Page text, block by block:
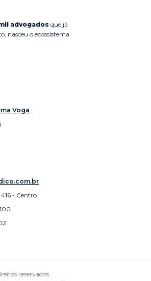
advogados que já
nasceu o ecossistema
Voga
- Centro
reservados.